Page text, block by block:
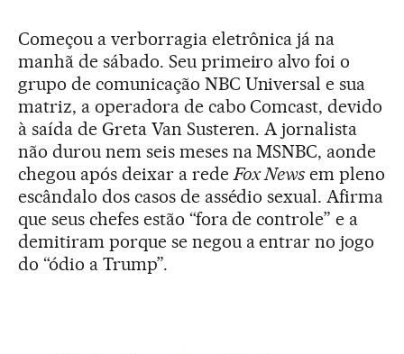
Começou a verborragia eletrônica já na
manhã de sábado. Seu primeiro alvo foi o
grupo de comunicação NBC Universal e sua
matriz, a operadora de cabo Comcast, devido
à saída de Greta Van Susteren. A jornalista
não durou nem seis meses na MSNBC, aonde
chegou após deixar a redeFox News em pleno
escândalo dos casos de assédio sexual. Afirma
que seus chefes estão “fora de controle” e a
demitiram porque se negou a entrar no jogo
do “ódio a Trump”.